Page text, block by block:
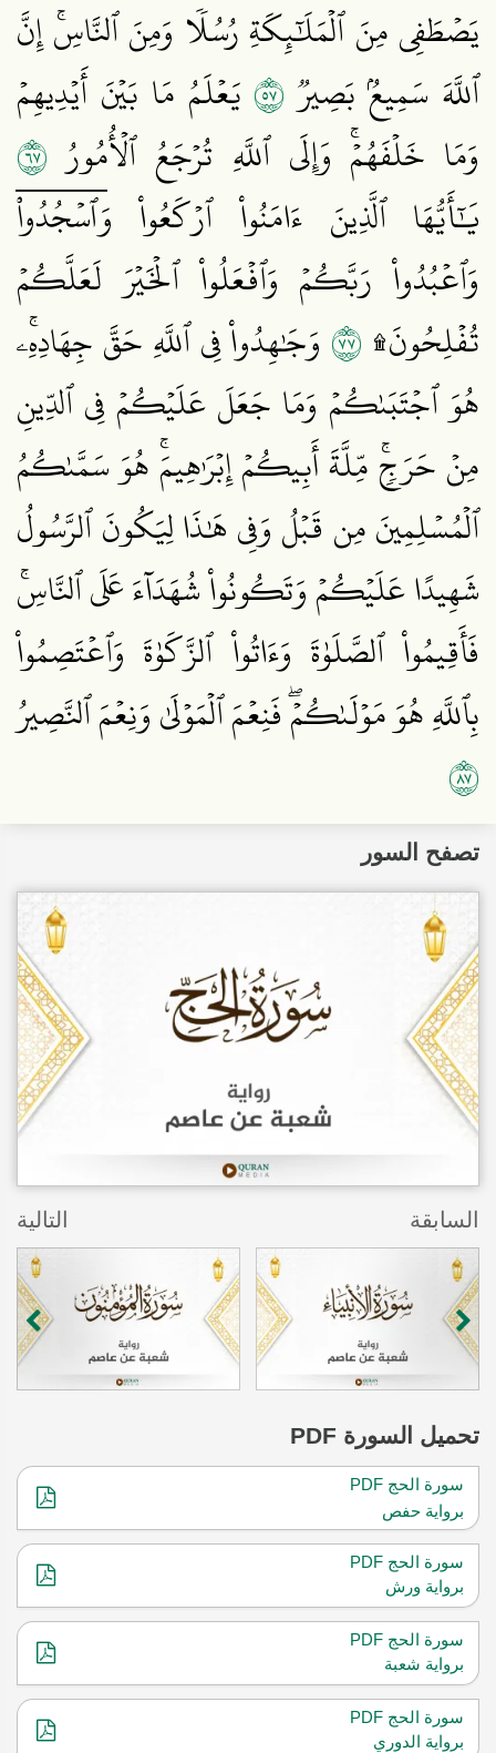
يَصۡطَفِي مِنَ ٱلۡمَلَٰٓئِكَةِ رُسُلٗا وَمِنَ ٱلنَّاسِۚ إِنَّ
ٱللَّهَ سَمِيعُۢ بَصِيرٞ٧٥ يَعۡلَمُ مَا بَيۡنَ أَيۡدِيهِمۡ
وَمَا خَلۡفَهُمۡۚ وَإِلَى ٱللَّهِ تُرۡجَعُ ٱلۡأُمُورُ ٧٦
يَٰٓأَيُّهَا ٱلَّذِينَ ءَامَنُواْ ٱرۡكَعُواْ وَٱسۡجُدُواْۤ
وَٱعۡبُدُواْ رَبَّكُمۡ وَٱفۡعَلُواْ ٱلۡخَيۡرَ لَعَلَّكُمۡ
تُفۡلِحُونَ۩ ٧٧ وَجَٰهِدُواْ فِي ٱللَّهِ حَقَّ جِهَادِهِۦۚ
هُوَ ٱجۡتَبَىٰكُمۡ وَمَا جَعَلَ عَلَيۡكُمۡ فِي ٱلدِّينِ
مِنۡ حَرَجٖۚ مِّلَّةَ أَبِيكُمۡ إِبۡرَٰهِيمَۚ هُوَ سَمَّىٰكُمُ
ٱلۡمُسۡلِمِينَ مِن قَبۡلُ وَفِي هَٰذَا لِيَكُونَ ٱلرَّسُولُ
شَهِيدًا عَلَيۡكُمۡ وَتَكُونُواْ شُهَدَآءَ عَلَى ٱلنَّاسِۚ
فَأَقِيمُواْ ٱلصَّلَوٰةَ وَءَاتُواْ ٱلزَّكَوٰةَ وَٱعۡتَصِمُواْ
بِٱللَّهِ هُوَ مَوۡلَىٰكُمۡۖ فَنِعۡمَ ٱلۡمَوۡلَىٰ وَنِعۡمَ ٱلنَّصِيرُ
٧٨
تصفح السور
السابقة التالية
تحميل السورة PDF
سورة الحج PDF
برواية حفص
سورة الحج PDF
برواية ورش
سورة الحج PDF
برواية شعبة
سورة الحج PDF
برواية الدوري